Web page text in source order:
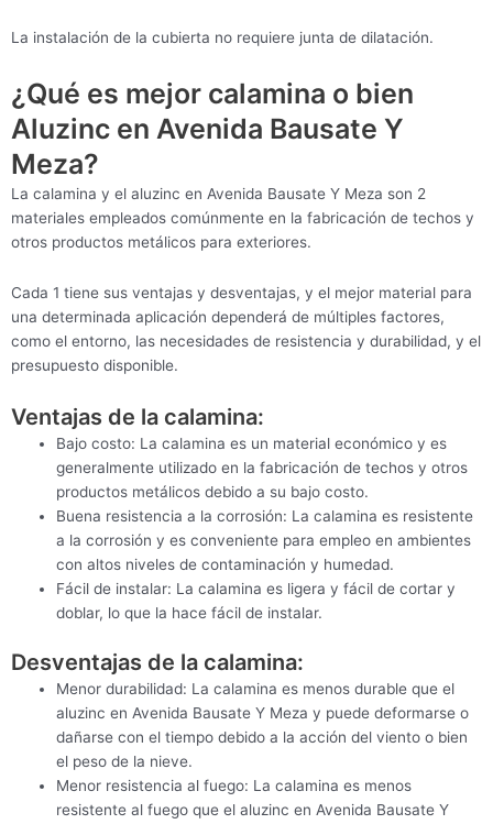
La instalación de la cubierta no requiere junta de dilatación.
¿Qué es mejor calamina o bien
Aluzinc en Avenida Bausate Y
Meza?
La calamina y el aluzinc en Avenida Bausate Y Meza son 2
materiales empleados comúnmente en la fabricación de techos y
otros productos metálicos para exteriores.
Cada 1 tiene sus ventajas y desventajas, y el mejor material para
una determinada aplicación dependerá de múltiples factores,
como el entorno, las necesidades de resistencia y durabilidad, y el
presupuesto disponible.
Ventajas de la calamina:
Bajo costo: La calamina es un material económico y es
generalmente utilizado en la fabricación de techos y otros
productos metálicos debido a su bajo costo.
Buena resistencia a la corrosión: La calamina es resistente
a la corrosión y es conveniente para empleo en ambientes
con altos niveles de contaminación y humedad.
Fácil de instalar: La calamina es ligera y fácil de cortar y
doblar, lo que la hace fácil de instalar.
Desventajas de la calamina:
Menor durabilidad: La calamina es menos durable que el
aluzinc en Avenida Bausate Y Meza y puede deformarse o
dañarse con el tiempo debido a la acción del viento o bien
el peso de la nieve.
Menor resistencia al fuego: La calamina es menos
resistente al fuego que el aluzinc en Avenida Bausate Y